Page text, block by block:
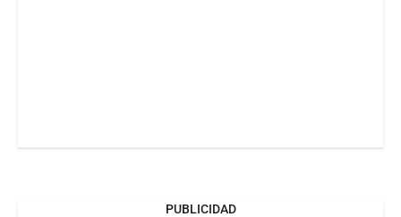
PUBLICIDAD